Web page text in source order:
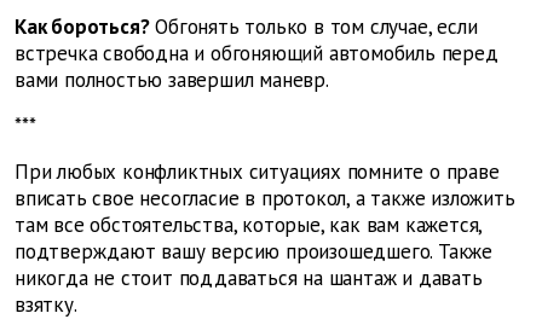
Как бороться? Обгонять только в том случае, если
встречка свободна и обгоняющий автомобиль перед
вами полностью завершил маневр.
***
При любых конфликтных ситуациях помните о праве
вписать свое несогласие в протокол, а также изложить
там все обстоятельства, которые, как вам кажется,
подтверждают вашу версию произошедшего. Также
никогда не стоит поддаваться на шантаж и давать
взятку.